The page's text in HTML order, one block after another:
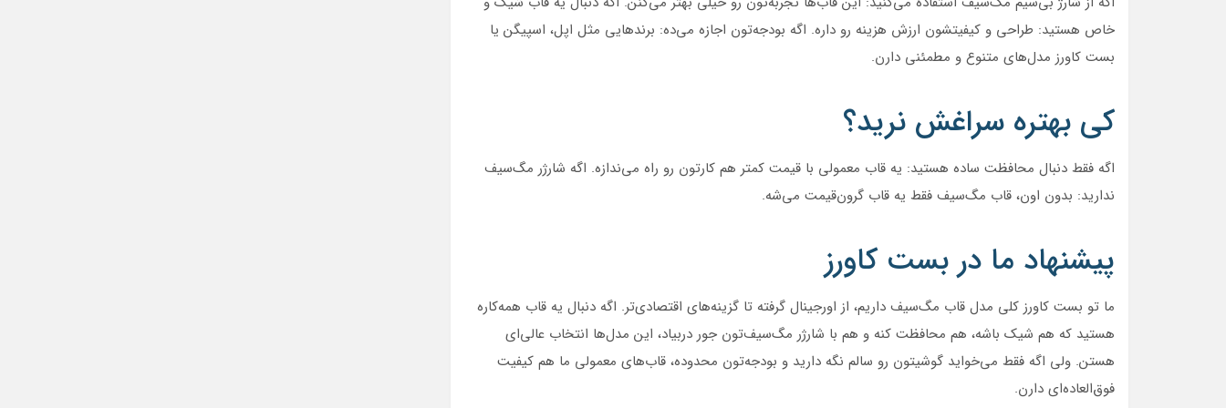
خاص هستید: طراحی و کیفیتشون ارزش هزینه رو داره. اگه بودجه‌تون اجازه می‌ده: برندهایی مثل اپل، اسپیگن یا
بست کاورز مدل‌های متنوع و مطمئنی دارن.
کی بهتره سراغش نرید؟
اگه فقط دنبال محافظت ساده هستید: یه قاب معمولی با قیمت کمتر هم کارتون رو راه می‌ندازه. اگه شارژر مگ‌سیف
ندارید: بدون اون، قاب مگ‌سیف فقط یه قاب گرون‌قیمت می‌شه.
پیشنهاد ما در بست کاورز
ما تو بست کاورز کلی مدل قاب مگ‌سیف داریم، از اورجینال گرفته تا گزینه‌های اقتصادی‌تر. اگه دنبال یه قاب همه‌کاره
هستید که هم شیک باشه، هم محافظت کنه و هم با شارژر مگ‌سیف‌تون جور دربیاد، این مدل‌ها انتخاب عالی‌ای
هستن. ولی اگه فقط می‌خواید گوشیتون رو سالم نگه دارید و بودجه‌تون محدوده، قاب‌های معمولی ما هم کیفیت
فوق‌العاده‌ای دارن.